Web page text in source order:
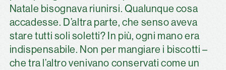
Natale bisognava riunirsi. Qualunque cosa
accadesse. D’altra parte, che senso aveva
stare tutti soli soletti? In più, ogni mano era
indispensabile. Non per mangiare i biscotti –
che tra l’altro venivano conservati come un